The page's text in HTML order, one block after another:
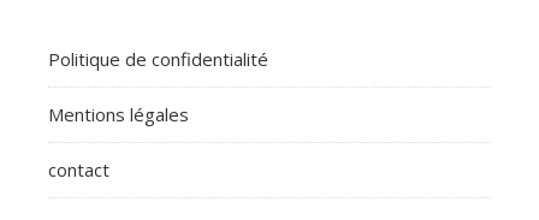
Politique de confidentialité
Mentions légales
contact